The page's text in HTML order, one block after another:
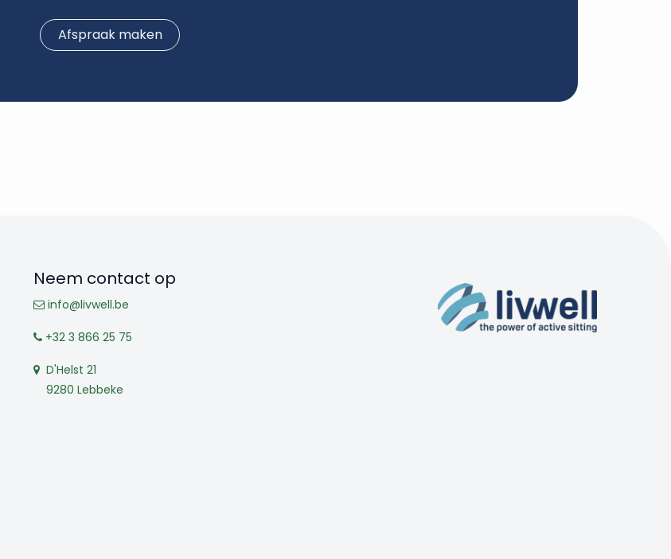
Afspraak maken
Neem contact op
info@livwell.be
+32 3 866 25 75
D'Helst 21
9280 Lebbeke